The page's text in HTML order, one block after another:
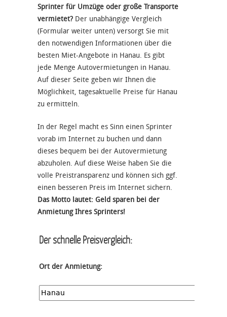
Sprinter für Umzüge oder große Transporte
vermietet? Der unabhängige Vergleich
(Formular weiter unten) versorgt Sie mit
den notwendigen Informationen über die
besten Miet-Angebote in Hanau. Es gibt
jede Menge Autovermietungen in Hanau.
Auf dieser Seite geben wir Ihnen die
Möglichkeit, tagesaktuelle Preise für Hanau
zu ermitteln.
In der Regel macht es Sinn einen Sprinter
vorab im Internet zu buchen und dann
dieses bequem bei der Autovermietung
abzuholen. Auf diese Weise haben Sie die
volle Preistransparenz und können sich ggf.
einen besseren Preis im Internet sichern.
Das Motto lautet: Geld sparen bei der
Anmietung Ihres Sprinters!
Der schnelle Preisvergleich:
Ort der Anmietung: